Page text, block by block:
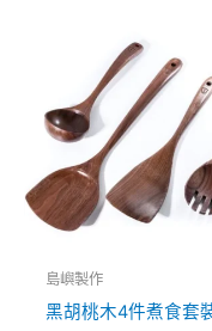
島嶼製作
黑胡桃木4件煮食套
圍
到
產
品
多
種